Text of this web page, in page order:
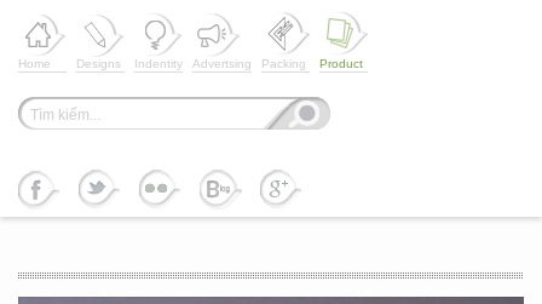
Home Designs Indentity Advertsing Packing Product